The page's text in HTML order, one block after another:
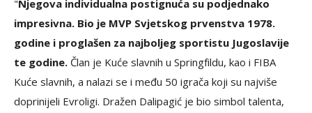
"Njegova individualna postignuća su podjednako
impresivna. Bio je MVP Svjetskog prvenstva 1978.
godine i proglašen za najboljeg sportistu Jugoslavije
te godine. Član je Kuće slavnih u Springfildu, kao i FIBA
Kuće slavnih, a nalazi se i među 50 igrača koji su najviše
doprinijeli Evroligi. Dražen Dalipagić je bio simbol talenta,